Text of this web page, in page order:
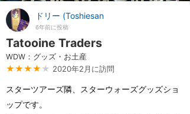
ドリー (Toshiesan
6年前に投稿
Tatooine Traders
WDW：グッズ・お土産
★★★★ ★ 2020年2月に訪問
スターツアーズ隣、スターウォーズグッズショ
ップです。